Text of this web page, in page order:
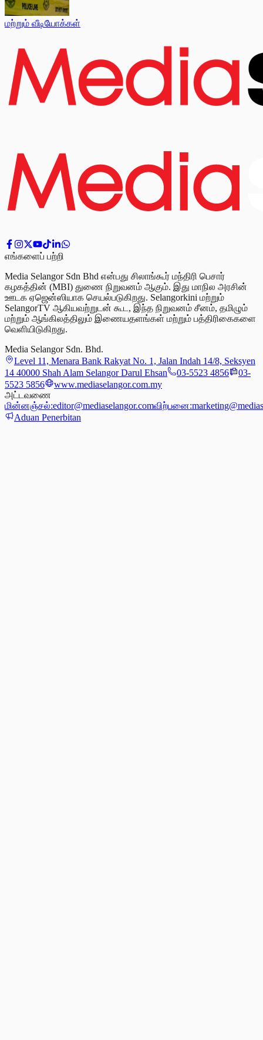
மற்றும் வீடியோக்கள்
எங்களைப் பற்றி
Media Selangor Sdn Bhd என்பது சிலாங்கூர் மந்திரி பெசார்
கழகத்தின் (MBI) துணை நிறுவனம் ஆகும். இது மாநில அரசின்
ஊடக ஏஜென்ஸியாக செயல்படுகிறது. Selangorkini மற்றும்
SelangorTV ஆகியவற்றுடன் கூட, இந்த நிறுவனம் சீனம், தமிழும்
மற்றும் ஆங்கிலத்திலும் இணையதளங்கள் மற்றும் பத்திரிகைகளை
வெளியிடுகிறது.
Media Selangor Sdn. Bhd.
Level 11, Menara Bank Rakyat No. 1, Jalan Indah 14/8, Seksyen
14 40000 Shah Alam Selangor Darul Ehsan
03-5523 4856
03-
5523 5856
www.mediaselangor.com.my
அட்டவணை
மின்னஞ்சல்:editor@mediaselangor.comவிற்பனை:
Aduan Penerbitan